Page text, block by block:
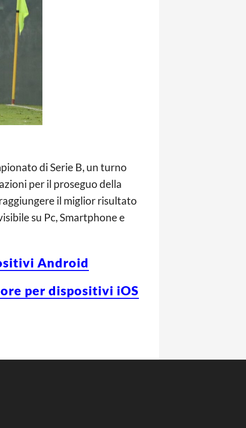
di Serie B, un turno
per il proseguo della
il miglior risultato
su Pc, Smartphone e
Android
per dispositivi iOS